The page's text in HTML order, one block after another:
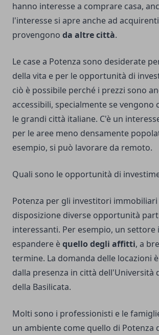
hanno interesse a comprare casa,
l'interesse si apre anche ad
provengono da altre città.
Le case a Potenza sono desiderate
della vita e per le opportunità di
ciò è possibile perché i prezzi sono
accessibili, specialmente se
le grandi città italiane. C'è un
per le aree meno densamente
esempio, si può lavorare da remoto.
Quali sono le opportunità di
Potenza per gli investitori
disposizione diverse opportunità
interessanti. Per esempio, un settore
espandere èquello degli affitti, a
termine. La domanda delle locazioni
dalla presenza in città dell'Università
della Basilicata.
Molti sono i professionisti e le
un ambiente come quello di Potenza